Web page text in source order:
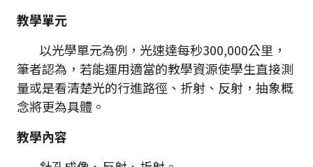
教學單元
以光學單元為例，光速達每秒300,000公里，
筆者認為，若能運用適當的教學資源使學生直接測
量或是看清楚光的行進路徑、折射、反射，抽象概
念將更為具體。
教學內容